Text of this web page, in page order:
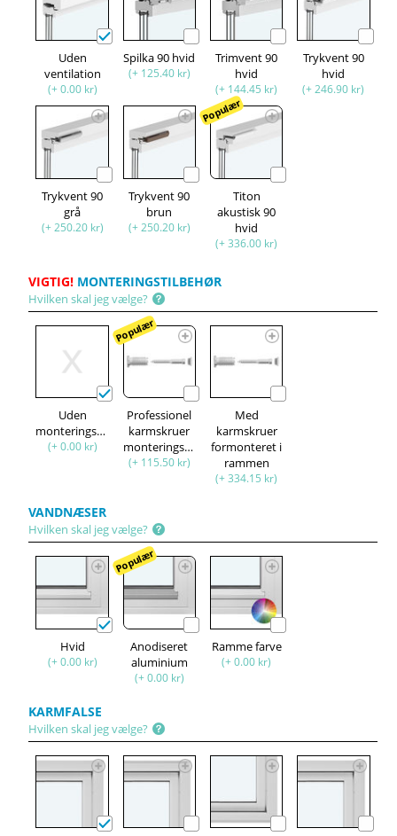
Uden
ventilation
(+ 0.00 kr)
Spilka 90 hvid
(+ 125.40 kr)
Trimvent 90
hvid
(+ 144.45 kr)
Trykvent 90
hvid
(+ 246.90 kr)
Trykvent 90
grå
(+ 250.20 kr)
Trykvent 90
brun
(+ 250.20 kr)
Populær
Titon
akustisk 90
hvid
(+ 336.00 kr)
VIGTIG! MONTERINGSTILBEHØR
Hvilken skal jeg vælge?
Uden
monteringssæt
(+ 0.00 kr)
Populær
Professionel
karmskruer
monteringssæt
(+ 115.50 kr)
Med
karmskruer
formonteret i
rammen
(+ 334.15 kr)
VANDNÆSER
Hvilken skal jeg vælge?
Hvid
(+ 0.00 kr)
Populær
Anodiseret
aluminium
(+ 0.00 kr)
Ramme farve
(+ 0.00 kr)
KARMFALSE
Hvilken skal jeg vælge?